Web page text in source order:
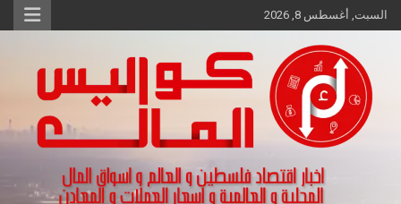
Skip
to
السبت, أغسطس 8, 2026